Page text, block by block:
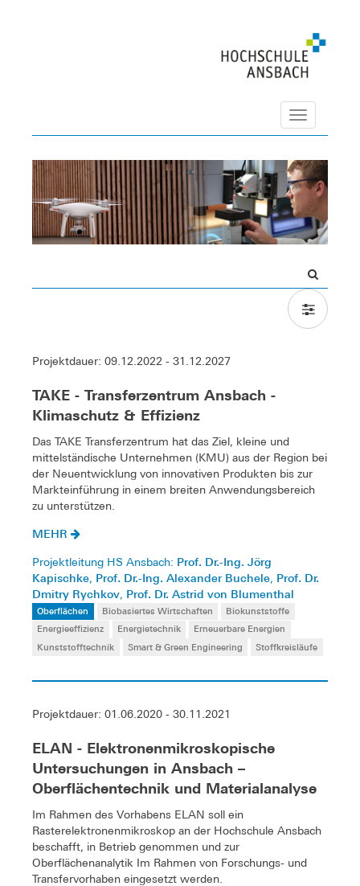
Navigation
Projektdauer: 09.12.2022 - 31.12.2027
TAKE - Transferzentrum Ansbach -
Klimaschutz & Effizienz
Das TAKE Transferzentrum hat das Ziel, kleine und
mittelständische Unternehmen (KMU) aus der Region bei
der Neuentwicklung von innovativen Produkten bis zur
Markteinführung in einem breiten Anwendungsbereich
zu unterstützen.
MEHR
Projektleitung HS Ansbach: Prof. Dr.-Ing. Jörg
Kapischke, Prof. Dr.-Ing. Alexander Buchele, Prof. Dr.
Dmitry Rychkov, Prof. Dr. Astrid von Blumenthal
Oberflächen Biobasiertes Wirtschaften
Biokunststoffe
Energieeffizienz
Energietechnik
Erneuerbare Energien
Kunststofftechnik
Smart & Green Engineering Stoffkreisläufe
Projektdauer: 01.06.2020 - 30.11.2021
ELAN - Elektronenmikroskopische
Untersuchungen in Ansbach –
Oberflächentechnik und Materialanalyse
Im Rahmen des Vorhabens ELAN soll ein
Rasterelektronenmikroskop an der Hochschule Ansbach
beschafft, in Betrieb genommen und zur
Oberflächenanalytik Im Rahmen von Forschungs- und
Transfervorhaben eingesetzt werden.